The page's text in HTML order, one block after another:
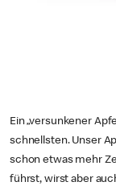
Ein „versunkener
schnellsten. Unser
schon etwas mehr
führst, wirst aber